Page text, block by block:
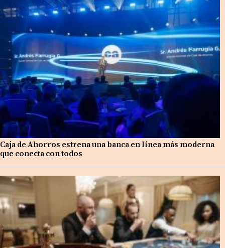
Caja de Ahorros estrena una banca en línea más moderna
que conecta con todos